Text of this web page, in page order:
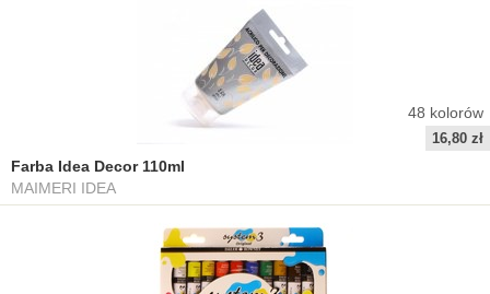
48 kolorów
16,80 zł
Farba Idea Decor 110ml
MAIMERI IDEA